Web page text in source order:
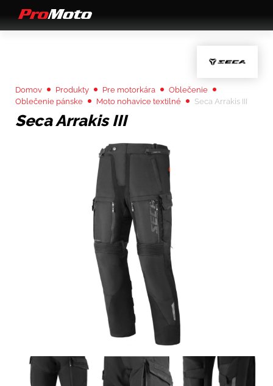
Domov Produkty Pre motorkára
Oblečenie
Oblečenie pánske
Moto nohavice textilné Seca Arrakis III
Seca Arrakis III